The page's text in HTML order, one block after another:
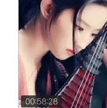
00:58:28